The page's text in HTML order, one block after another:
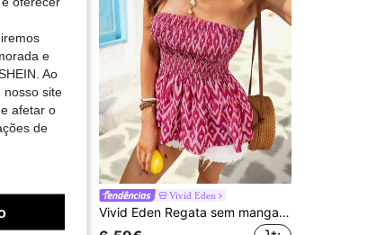
coração na frente, título da turnê e lista de cidades nas costas. Estilo streetwear pop. Vivid Eden
Vivid Eden Regata sem mangas com estampa geométrica de férias para mulheres
e
Ao
nosso site
afetar o
de